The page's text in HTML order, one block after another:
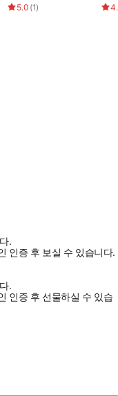
5.0 (1)
.
인증 후 보실 수 있습니다.
.
인증 후 선물하실 수 있습